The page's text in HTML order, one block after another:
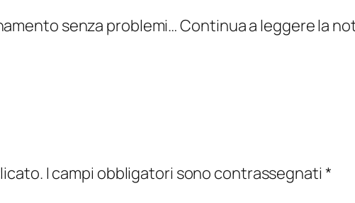
senza problemi… Continua a leggere la
I campi obbligatori sono contrassegnati *